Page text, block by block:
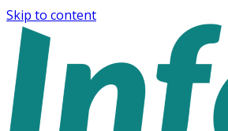
Skip to content